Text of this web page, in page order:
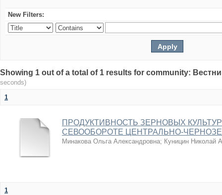
New Filters:
Showing 1 out of a total of 1 results for community:
seconds)
1
ПРОДУКТИВНОСТЬ ЗЕРНОВЫХ
СЕВООБОРОТЕ ЦЕНТРАЛЬНО-
Минакова Ольга Александровна; Куницин Николай
1